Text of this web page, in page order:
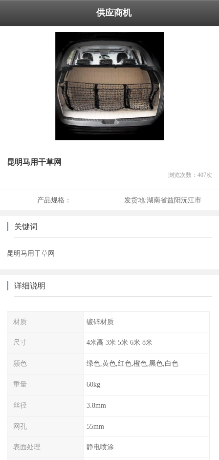
供应商机
昆明马用干草网
浏览次数： 407次
产品规格： 发货地:湖南省益阳沅江市
关键词
昆明马用干草网
详细说明
材质 镀锌材质
尺寸 4米高 3米 5米 6米 8米
颜色 绿色,黄色,红色,橙色,黑色,白色
重量 60kg
丝径 3.8mm
网孔 55mm
表面处理 静电喷涂